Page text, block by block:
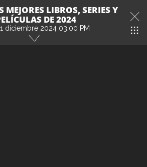
MEJORES LIBROS, SERIES Y
DE 2024
diciembre 2024 03:00 PM